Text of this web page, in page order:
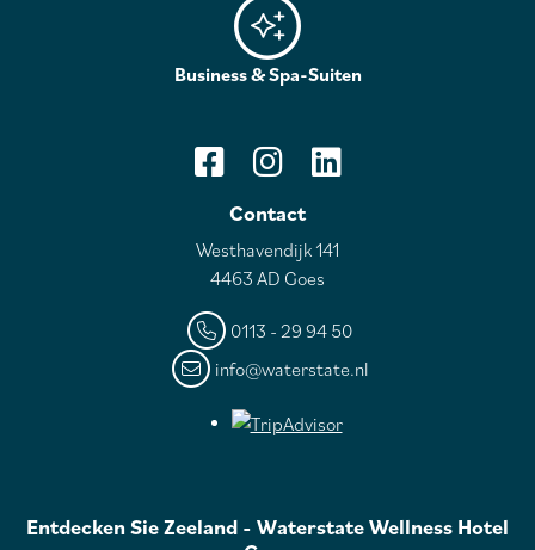
Business & Spa-Suiten
Contact
Westhavendijk 141
4463 AD Goes
0113 - 29 94 50
info@waterstate.nl
Entdecken Sie Zeeland - Waterstate Wellness Hotel